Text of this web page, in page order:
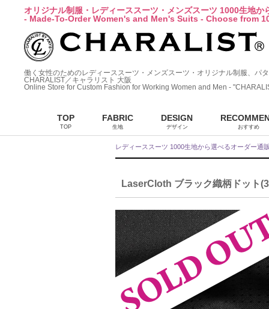
オリジナル制服・レディーススーツ・メンズスーツ 1000生地か
- Made-To-Order Women's and Men's Suits - Choose from
働く女性のためのレディーススーツ・メンズスーツ・オリジナル制服、パ
CHARALIST／キャラリスト 大阪
Online Store for Custom Fashion for Working Women and Men -
TOP
TOP
FABRIC
生地
DESIGN
デザイン おすすめ
レディーススーツ 1000生地から選べるオーダー通
LaserCloth ブラック織柄ドット